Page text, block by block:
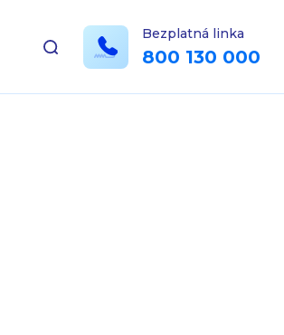
Bezplatná linka
800 130 000